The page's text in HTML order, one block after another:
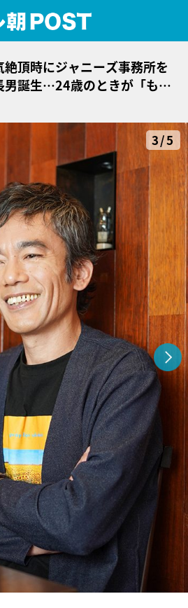
頂時にジャニーズ事務所を
男誕生…24歳のときが「もの
ポイント」
3/5